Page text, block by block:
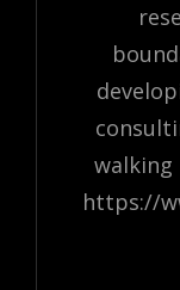
walking
https://